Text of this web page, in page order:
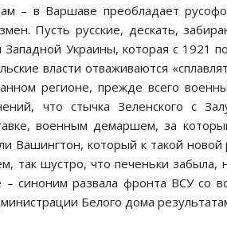
– в Варшаве преобладает
Пусть русские, дескать,
Западной Украины, которая с 1921
власти отваживаются
регионе, прежде всего
что стычка Зеленского с
военным демаршем, за
Вашингтон, который к такой
так шустро, что печеньки
– синоним развала фронта ВСУ
Белого дома